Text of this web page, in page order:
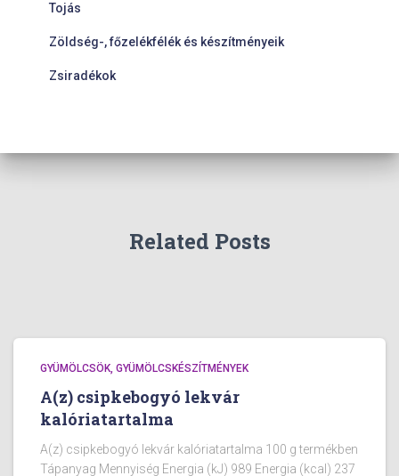
Tojás
Zöldség-, főzelékfélék és készítményeik
Zsiradékok
Related Posts
GYÜMÖLCSÖK, GYÜMÖLCSKÉSZÍTMÉNYEK
A(z) csipkebogyó lekvár
kalóriatartalma
A(z) csipkebogyó lekvár kalóriatartalma 100 g termékben
Tápanyag Mennyiség Energia (kJ) 989 Energia (kcal) 237